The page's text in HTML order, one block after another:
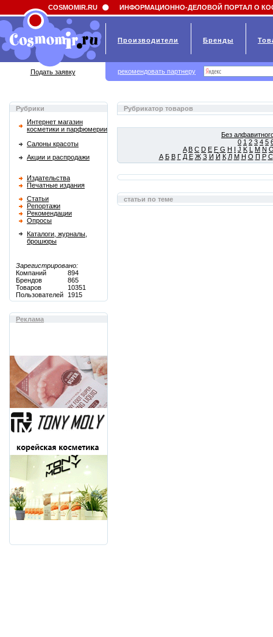
Field 'news_title' doesn't have a default value
Рубрики
Интернет магазин
косметики и парфюмерии
Салоны красоты
Акции и распродажи
Издательства
Печатные издания
Статьи
Репортажи
Рекомендации
Опросы
Каталоги, журналы,
брошюры
Зарегистрировано:
Компаний
894
Брендов
865
Товаров
10351
Пользователей
1915
Реклама
Рубрикатор товаров
Без
0 1 2 3 4 5
A B C D E F G H I J K L M N
А Б В Г Д Е Ж З И Й К Л М Н О П Р С
статьи по теме
COSMOMIR.RU ИНФОРМАЦИОННО-ДЕЛОВОЙ ПОРТАЛ О
Производители Бренды
Подать заявку рекомендовать партнеру